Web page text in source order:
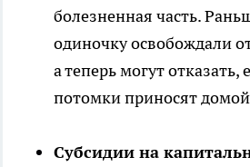
болезненная часть.
одиночку освобождали
а теперь могут
потомки приносят
Субсидии на